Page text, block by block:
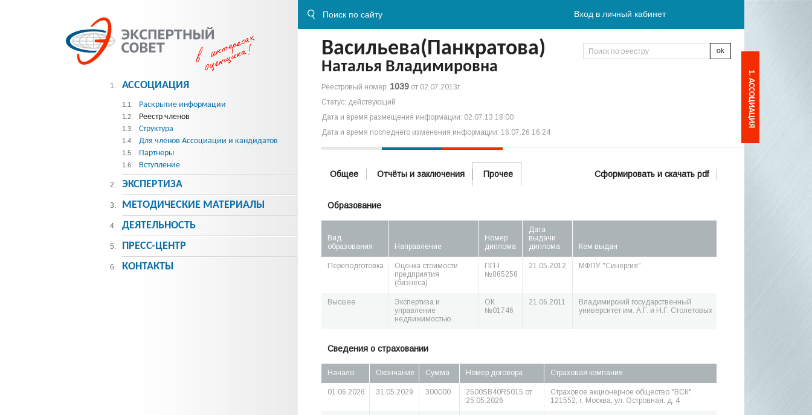
Вход в личный кабинет
Васильева(Панкратова)
Наталья Владимировна
Реестровый номер: 1039 от 02.07.2013г.
Статус: действующий
Дата и время размещения информации: 02.07.13 18:00
Дата и время последнего изменения информации: 16.07.26 16:24
Общее Отчёты и заключения Прочее Сформировать и скачать pdf
Образование
Вид
образования
Направление
Номер
диплома
Дата
выдачи
диплома
Кем выдан
Переподготовка
Оценка стоимости
предприятия
(бизнеса)
ПП-I
№865258
21.05.2012 МФПУ "Синергия"
Высшее
Экспертиза и
управление
недвижимостью
ОК
№01746
21.06.2011
Владимирский государственный
университет им. А.Г. и Н.Г. Столетовых
Сведения о страховании
Начало Окончание Сумма Номер договора Страховая компания
01.06.2026 31.05.2029 300000
2600SB40R5015 от
25.05.2026
Страховое акционерное общество "ВСК"
121552, г. Москва, ул. Островная, д. 4
1. АССОЦИАЦИЯ
1.1. Раскрытие информации
1.2. Реестр членов
1.3. Структура
1.4. Для членов Ассоциации и кандидатов
1.5. Партнеры
1.6. Вступление
2. ЭКСПЕРТИЗА
3. МЕТОДИЧЕСКИE МАТЕРИАЛЫ
4. ДЕЯТЕЛЬНОСТЬ
5. ПРЕСС-ЦЕНТР
6. КОНТАКТЫ
1. АССОЦИАЦИЯ